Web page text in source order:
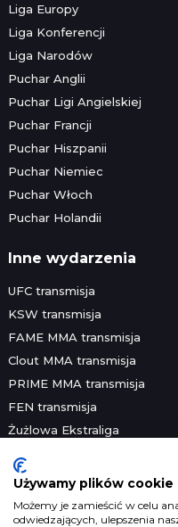
Liga Europy
Liga Konferencji
Liga Narodów
Puchar Anglii
Puchar Ligi Angielskiej
Puchar Francji
Puchar Hiszpanii
Puchar Niemiec
Puchar Włoch
Puchar Holandii
Inne wydarzenia
UFC transmisja
KSW transmisja
FAME MMA transmisja
Clout MMA transmisja
PRIME MMA transmisja
FEN transmisja
Żużlowa Ekstraliga
Skoki narciarskie
Platformy streamingowe
Prawa telewizyjne
Używamy plików cookie
Możemy je zamieścić w celu
odwiedzających, ulepszenia